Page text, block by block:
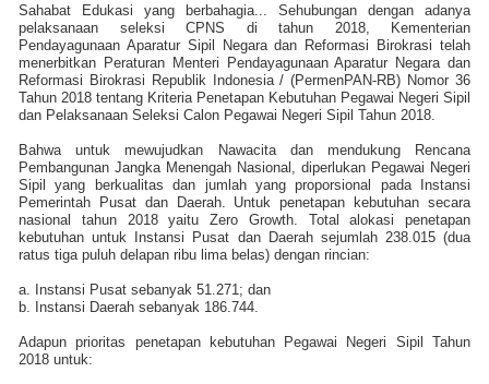
Sahabat Edukasi yang berbahagia... Sehubungan dengan adanya
pelaksanaan seleksi CPNS di tahun 2018, Kementerian
Pendayagunaan Aparatur Sipil Negara dan Reformasi Birokrasi telah
menerbitkan Peraturan Menteri Pendayagunaan Aparatur Negara dan
Reformasi Birokrasi Republik Indonesia / (PermenPAN-RB) Nomor 36
Tahun 2018 tentang Kriteria Penetapan Kebutuhan Pegawai Negeri Sipil
dan Pelaksanaan Seleksi Calon Pegawai Negeri Sipil Tahun 2018.
Bahwa untuk mewujudkan Nawacita dan mendukung Rencana
Pembangunan Jangka Menengah Nasional, diperlukan Pegawai Negeri
Sipil yang berkualitas dan jumlah yang proporsional pada Instansi
Pemerintah Pusat dan Daerah. Untuk penetapan kebutuhan secara
nasional tahun 2018 yaitu Zero Growth. Total alokasi penetapan
kebutuhan untuk Instansi Pusat dan Daerah sejumlah 238.015 (dua
ratus tiga puluh delapan ribu lima belas) dengan rincian:
a. Instansi Pusat sebanyak 51.271; dan
b. Instansi Daerah sebanyak 186.744.
Adapun prioritas penetapan kebutuhan Pegawai Negeri Sipil Tahun
2018 untuk: